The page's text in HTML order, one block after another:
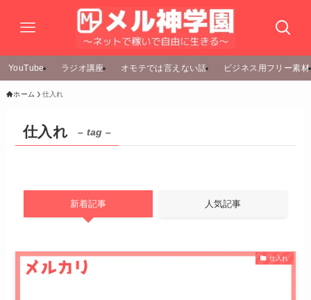
YouTube ラジオ講座 オモテでは言えない話 ビジネス用フリー素材
ホーム 仕入れ
仕入れ – tag –
新着記事 人気記事
仕入れ